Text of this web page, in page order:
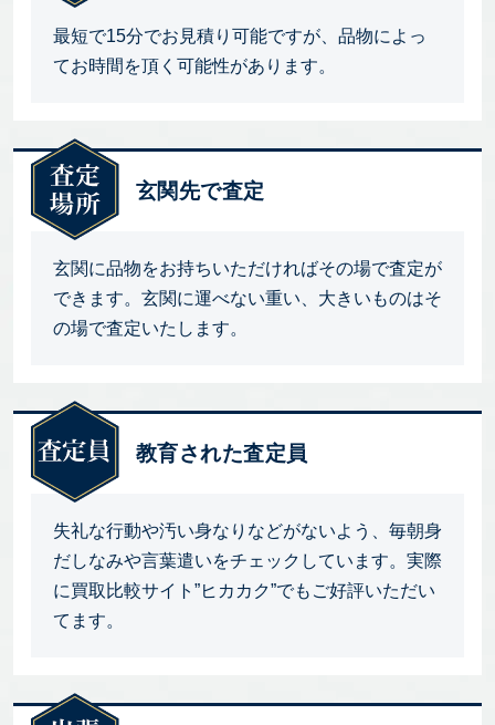
最短で15分でお見積り可能ですが、品物によっ
てお時間を頂く可能性があります。
玄関先で査定
玄関に品物をお持ちいただければその場で査定が
できます。玄関に運べない重い、大きいものはそ
の場で査定いたします。
教育された査定員
失礼な行動や汚い身なりなどがないよう、毎朝身
だしなみや言葉遣いをチェックしています。実際
に買取比較サイト”ヒカカク”でもご好評いただい
てます。